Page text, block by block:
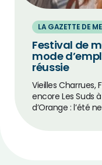
LA GAZETTE DE
Festival de
mode
réussie
Vieilles Charrues,
encore Les Suds
d’Orange : l’été